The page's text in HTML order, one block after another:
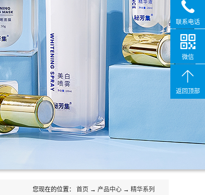
您现在的位置： 首页 → 产品中心 → 精华系列
联系电话
微信
返回顶部